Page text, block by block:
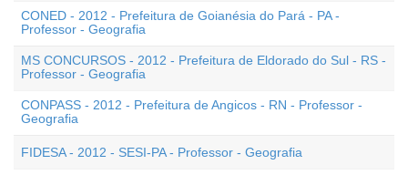
CONED - 2012 - Prefeitura de Goianésia do Pará - PA -
Professor - Geografia
MS CONCURSOS - 2012 - Prefeitura de Eldorado do Sul - RS -
Professor - Geografia
CONPASS - 2012 - Prefeitura de Angicos - RN - Professor -
Geografia
FIDESA - 2012 - SESI-PA - Professor - Geografia